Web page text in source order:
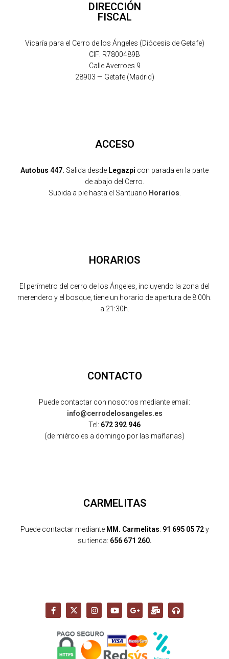
DIRECCIÓN
FISCAL
Vicaría para el Cerro de los Ángeles (Diócesis de Getafe)
CIF: R7800489B
Calle Averroes 9
28903 — Getafe (Madrid)
ACCESO
Autobus 447. Salida desde Legazpi con parada en la parte
de abajo del Cerro.
Subida a pie hasta el Santuario.Horarios.
HORARIOS
El perímetro del cerro de los Ángeles, incluyendo la zona del
merendero y el bosque, tiene un horario de apertura de 8:00h.
a 21:30h.
CONTACTO
Puede contactar con nosotros mediante email:
info@cerrodelosangeles.es
Tel: 672 392 946
(de miércoles a domingo por las mañanas)
CARMELITAS
Puede contactar medianteMM. Carmelitas: 91 695 05 72y
su tienda: 656 671 260.